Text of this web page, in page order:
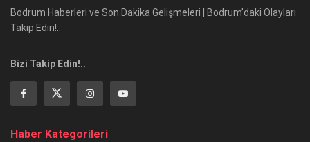
Bodrum Haberleri ve Son Dakika Gelişmeleri | Bodrum’daki Olayları
Takip Edin!..
Bizi Takip Edin!..
Haber Kategorileri